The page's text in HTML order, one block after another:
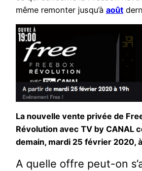
même remonter jusqu’à août
La nouvelle vente privée de
Révolution avec TV by CANAL
demain, mardi 25 février 2020,
A quelle offre peut-on